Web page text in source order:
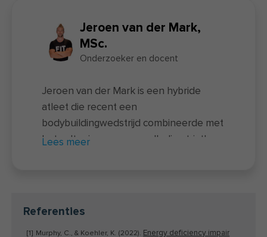
Jeroen van der Mark,
MSc.
Onderzoeker en docent
Jeroen van der Mark is een hybride
atleet die recent een
bodybuildingwedstrijd combineerde met
het voltooien van een volledige triatlon
Lees meer
Referenties
[1] Murphy, C., & Koehler, K. (2022). Energy deficiency impair